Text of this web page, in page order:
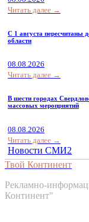
Читать далее →
С 1 августа пересчитаны
области
08.08.2026
Читать далее →
В шести городах
массовых мероприятий
08.08.2026
Читать далее →
Новости СМИ2
Твой Континент
Рекламно-
Континент"